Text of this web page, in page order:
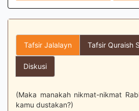
Tafsir Jalalayn Tafsir Quraish
Diskusi
(Maka manakah nikmat-nikmat
kamu dustakan?)